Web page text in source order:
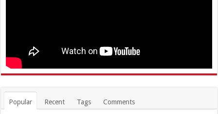
Popular Recent Tags Comments